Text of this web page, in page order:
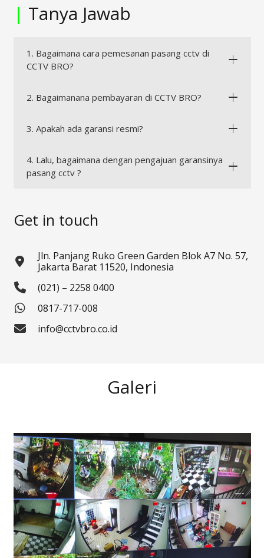
| Tanya Jawab
1. Bagaimana cara pemesanan pasang cctv di
CCTV BRO?
2. Bagaimanana pembayaran di CCTV BRO?
3. Apakah ada garansi resmi?
4. Lalu, bagaimana dengan pengajuan garansinya
pasang cctv ?
Get in touch
Jln. Panjang Ruko Green Garden Blok A7 No. 57,
Jakarta Barat 11520, Indonesia
(021) – 2258 0400
0817-717-008
info@cctvbro.co.id
Galeri